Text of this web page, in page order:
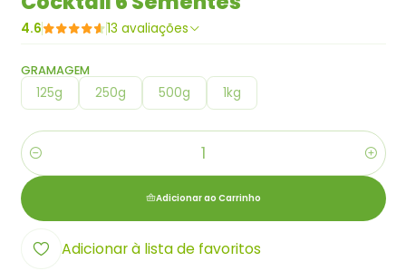
4.6 13 avaliações
GRAMAGEM
125g 250g 500g 1kg
Quantidade
Adicionar ao Carrinho
Adicionar à lista de favoritos